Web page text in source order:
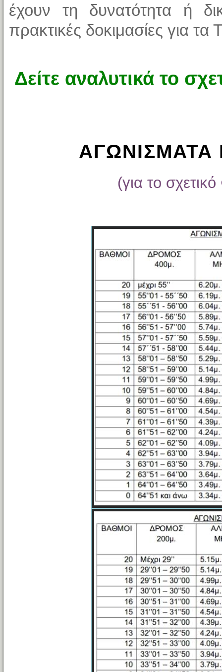
έχουν τη δυνατότητα ή
πρακτικές δοκιμασίες για
Δείτε αναλυτικά το
ΑΓΩΝΙΣΜΑΤΑ
(για το